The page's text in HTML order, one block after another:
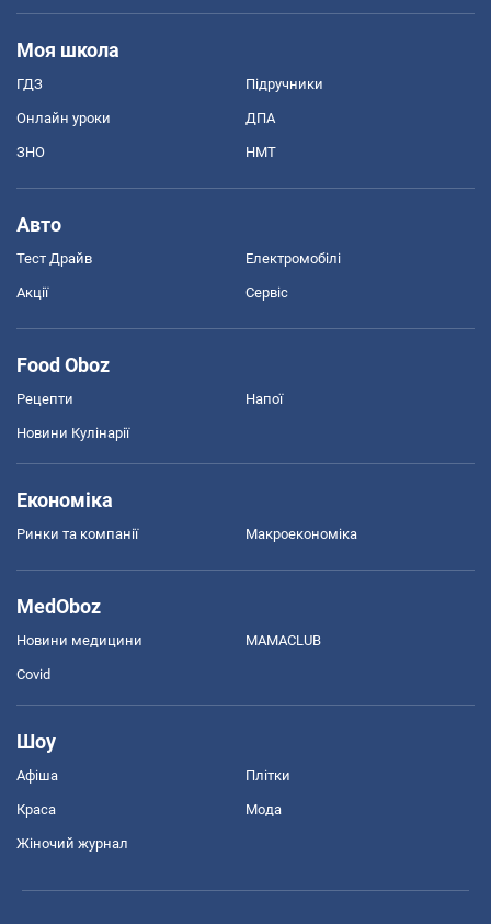
Моя школа
ГДЗ Підручники
Онлайн уроки ДПА
ЗНО НМТ
Авто
Тест Драйв Електромобілі
Акції Сервіс
Food Oboz
Рецепти Напої
Новини Кулінарії
Економіка
Ринки та компанії Макроекономіка
MedOboz
Новини медицини MAMACLUB
Covid
Шоу
Афіша Плітки
Краса Мода
Жіночий журнал